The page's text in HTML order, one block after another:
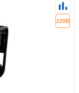
220В